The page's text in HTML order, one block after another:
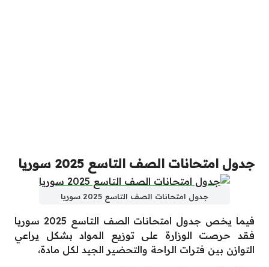
جدول امتحانات الصف التاسع 2025 سوريا
جدول امتحانات الصف التاسع 2025 سوريا
فيما يخص جدول امتحانات الصف التاسع 2025 سوريا
فقد حرصت الوزارة على توزيع المواد بشكل يراعي
التوازن بين فترات الراحة والتحضير الجيد لكل مادة،